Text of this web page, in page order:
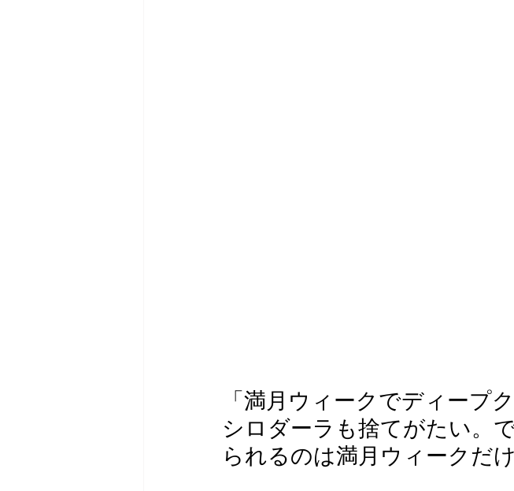
「満月ウィークでディープ
シロダーラも捨てがたい。
られるのは満月ウィークだけ